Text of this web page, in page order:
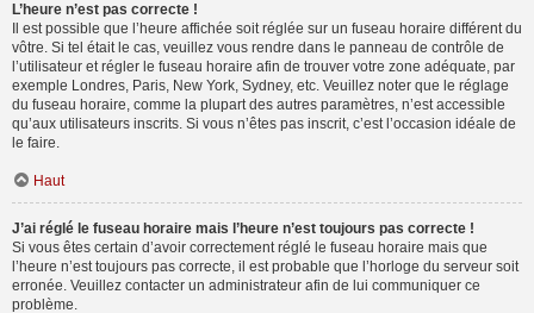
L’heure n’est pas correcte !
Il est possible que l’heure affichée soit réglée sur un fuseau horaire différent du
vôtre. Si tel était le cas, veuillez vous rendre dans le panneau de contrôle de
l’utilisateur et régler le fuseau horaire afin de trouver votre zone adéquate, par
exemple Londres, Paris, New York, Sydney, etc. Veuillez noter que le réglage
du fuseau horaire, comme la plupart des autres paramètres, n’est accessible
qu’aux utilisateurs inscrits. Si vous n’êtes pas inscrit, c’est l’occasion idéale de
le faire.
Haut
J’ai réglé le fuseau horaire mais l’heure n’est toujours pas correcte !
Si vous êtes certain d’avoir correctement réglé le fuseau horaire mais que
l’heure n’est toujours pas correcte, il est probable que l’horloge du serveur soit
erronée. Veuillez contacter un administrateur afin de lui communiquer ce
problème.